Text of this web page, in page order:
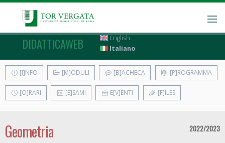
DIDATTICAWEB
English
Italiano
[I]NFO [M]ODULI [B]ACHECA [P]ROGRAMMA
[O]RARI [E]SAMI E[V]ENTI [F]ILES
Geometria 2022/2023